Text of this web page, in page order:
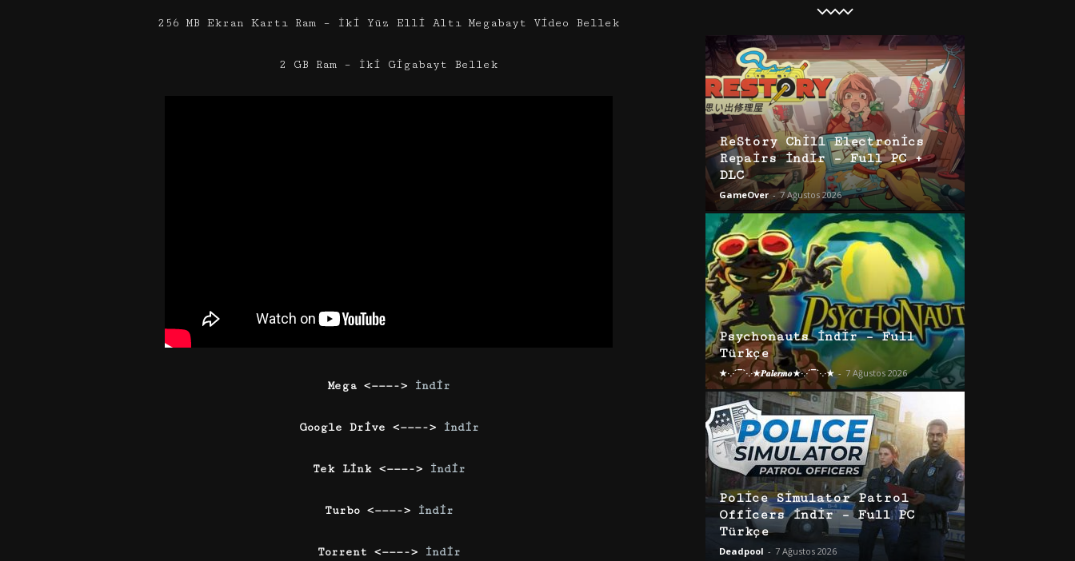
256 MB Ekran Kartı Ram – İki Yüz Elli Altı Megabayt Video Bellek
2 GB Ram – İki Gigabayt Bellek
Mega <———-> İndir
Google Drive <———-> İndir
Tek Link <———-> İndir
Turbo <———-> İndir
Torrent <———-> İndir
ReStory Chill Electronics
Repairs İndir – Full PC +
DLC
GameOver - 7 Ağustos 2026
Psychonauts İndir – Full
Türkçe
★·.·´¯`·.·★𝑷𝒂𝒍𝒆𝒓𝒎𝒐★·.·´¯`·.·★ - 7 Ağustos 2026
Police Simulator Patrol
Officers İndir – Full PC
Türkçe
Deadpool - 7 Ağustos 2026